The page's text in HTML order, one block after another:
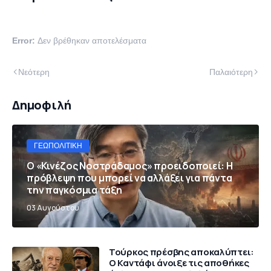
Error: Δεν βρέθηκαν αποτελέσματα
Νεότερη Παλαιότερη
Δημοφιλή
ΓΕΩΠΟΛΙΤΙΚΉ
Ο «Κινέζος Νοστράδαμος» προειδοποιεί: Η
πρόβλεψη που μπορεί να αλλάξει για πάντα
την παγκόσμια τάξη
03 Αυγούστου
Τούρκος πρέσβης αποκαλύπτει:
Ο Καντάφι άνοιξε τις αποθήκες